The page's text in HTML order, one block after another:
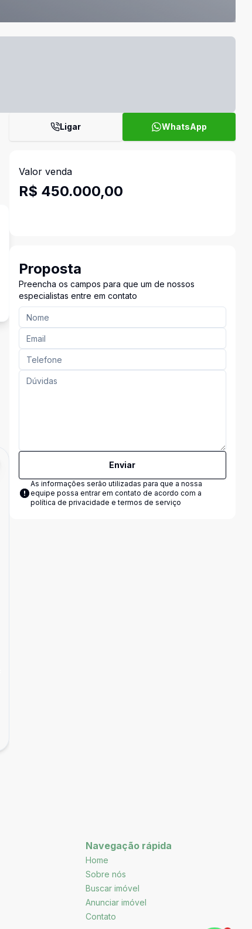
Ligar WhatsApp
Valor venda
R$ 450.000,00
Proposta
Preencha os campos para que um de nossos
especialistas entre em contato
Enviar
As informações serão utilizadas para que a nossa
equipe possa entrar em contato de acordo com a
política de privacidade e termos de serviço
Navegação rápida
Home
Sobre nós
Buscar imóvel
Anunciar imóvel
Contato